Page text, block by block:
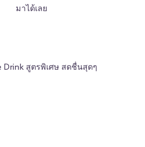
มาได้เลย
Drink สูตรพิเศษ สดชื่นสุดๆ